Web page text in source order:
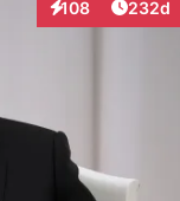
108
Interaktionen232d